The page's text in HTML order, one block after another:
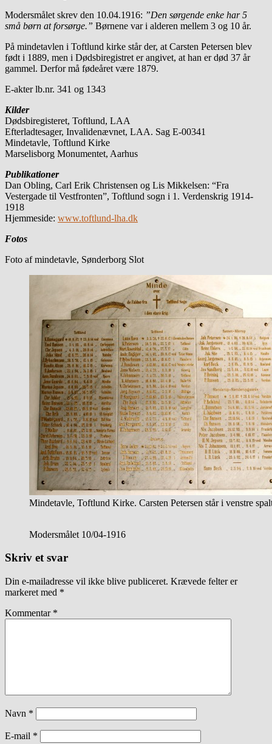
Modersmålet skrev den 10.04.1916: ”Den sørgende enke har 5
små børn at forsørge.” Børnene var i alderen mellem 3 og 10 år.
På mindetavlen i Toftlund kirke står der, at Carsten Petersen blev
født i 1889, men i Dødsbiregistret er angivet, at han er død 37 år
gammel. Derfor må fødeåret være 1879.
E-akter lb.nr. 341 og 1343
Kilder
Dødsbiregisteret, Toftlund, LAA
Efterladtesager, Invalidenævnet, LAA. Sag E-00341
Mindetavle, Toftlund Kirke
Marselisborg Monumentet, Aarhus
Publikationer
Dan Obling, Carl Erik Christensen og Lis Mikkelsen: “Fra
Vestergade til Vestfronten”, Toftlund sogn i 1. Verdenskrig 1914-
1918
Hjemmeside: www.toftlund-lha.dk
Fotos
Foto af mindetavle, Sønderborg Slot
Mindetavle, Toftlund Kirke. Carsten Petersen står i venstre
Modersmålet 10/04-1916
Skriv et svar
Din e-mailadresse vil ikke blive publiceret. Krævede felter er
markeret med *
Kommentar *
Navn *
E-mail *